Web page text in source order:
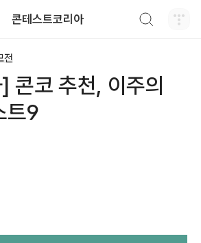
콘테스트코리아
전
콘코 추천, 이주의
트9